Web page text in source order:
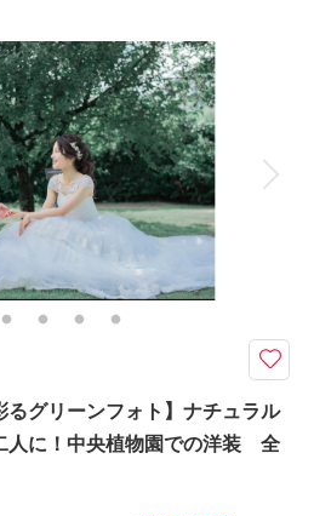
撮影日の空き
を確認する
新婦衣装1着 新郎衣装1着
ヘアメイク 小物一式
タ 180 カット 台紙付写真
会食 挙式
用衣装レンタル ペットと撮影
の他含むもの
クアップ料金なし 小物のランクアップ料
飾り、造花使用料金無料 お母さま黒留
叶える和装ウェディングフォト撮影！
と鮮やかな自然が、おふたりの特別な瞬間
かけては新緑で秋には紅葉も撮影が可能で
るグリーンフォト】ナチュラル
人に！中央植物園での洋装 全